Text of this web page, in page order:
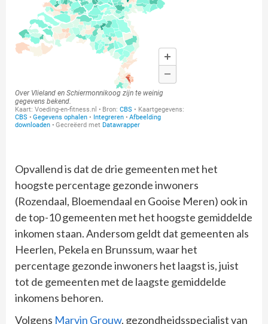
Opvallend is dat de drie gemeenten met het
hoogste percentage gezonde inwoners
(Rozendaal, Bloemendaal en Gooise Meren) ook in
de top-10 gemeenten met het hoogste gemiddelde
inkomen staan. Andersom geldt dat gemeenten als
Heerlen, Pekela en Brunssum, waar het
percentage gezonde inwoners het laagst is, juist
tot de gemeenten met de laagste gemiddelde
inkomens behoren.
Volgens Marvin Grouw, gezondheidsspecialist van